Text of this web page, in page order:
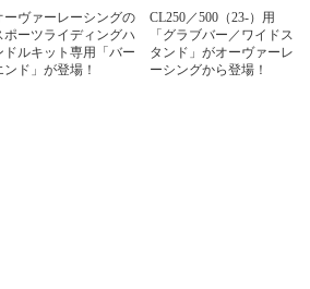
ーヴァーレーシングの
ポーツライディングハ
ドルキット専用「バー
ンド」が登場！
CL250／500（23-）用
「グラブバー／ワイドス
タンド」がオーヴァーレ
ーシングから登場！